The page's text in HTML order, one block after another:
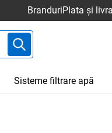
BranduriPlata și
Sisteme filtrare apă